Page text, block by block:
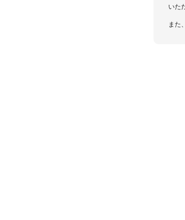
いた
また